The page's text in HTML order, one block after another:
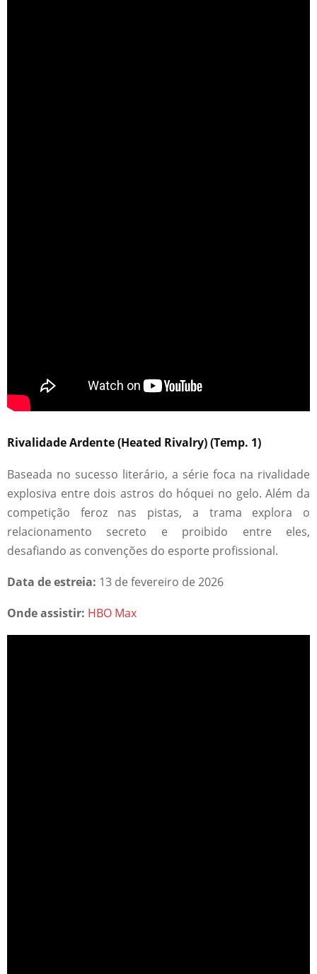
Rivalidade Ardente (Heated Rivalry)(Temp. 1)
Baseada no sucesso literário, a série foca na rivalidade
explosiva entre dois astros do hóquei no gelo. Além da
competição feroz nas pistas, a trama explora o
relacionamento secreto e proibido entre eles,
desafiando as convenções do esporte profissional.
Data de estreia: 13 de fevereiro de 2026
Onde assistir: HBO Max